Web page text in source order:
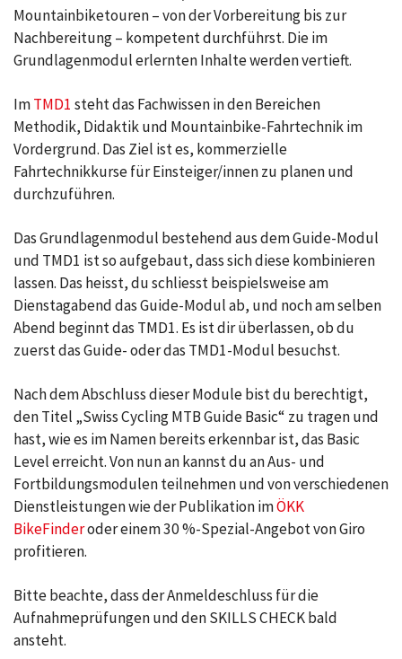
Mountainbiketouren – von der Vorbereitung bis zur
Nachbereitung – kompetent durchführst. Die im
Grundlagenmodul erlernten Inhalte werden vertieft.
ImTMD1 steht das Fachwissen in den Bereichen
Methodik, Didaktik und Mountainbike-Fahrtechnik im
Vordergrund. Das Ziel ist es, kommerzielle
Fahrtechnikkurse für Einsteiger/innen zu planen und
durchzuführen.
Das Grundlagenmodul bestehend aus dem Guide-Modul
und TMD1 ist so aufgebaut, dass sich diese kombinieren
lassen. Das heisst, du schliesst beispielsweise am
Dienstagabend das Guide-Modul ab, und noch am selben
Abend beginnt das TMD1. Es ist dir überlassen, ob du
zuerst das Guide- oder das TMD1-Modul besuchst.
Nach dem Abschluss dieser Module bist du berechtigt,
den Titel „Swiss Cycling MTB Guide Basic“ zu tragen und
hast, wie es im Namen bereits erkennbar ist, das Basic
Level erreicht. Von nun an kannst du an Aus- und
Fortbildungsmodulen teilnehmen und von verschiedenen
Dienstleistungen wie der Publikation imÖKK
BikeFinderoder einem 30 %-Spezial-Angebot von Giro
profitieren.
Bitte beachte, dass der Anmeldeschluss für die
Aufnahmeprüfungen und den SKILLS CHECK bald
ansteht.